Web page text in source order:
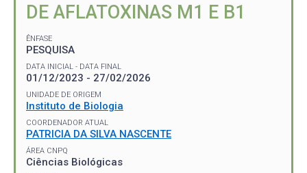
DE AFLATOXINAS M1 E B1
ÊNFASE
PESQUISA
DATA INICIAL - DATA FINAL
01/12/2023 - 27/02/2026
UNIDADE DE ORIGEM
Instituto de Biologia
COORDENADOR ATUAL
PATRICIA DA SILVA NASCENTE
ÁREA CNPQ
Ciências Biológicas